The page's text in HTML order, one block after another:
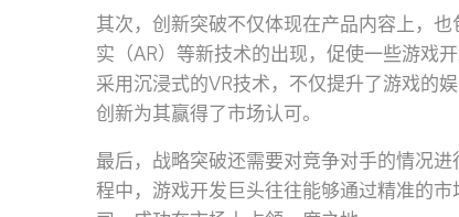
其次，创新突破不仅体现在产品内容上，
实（AR）等新技术的出现，促使一些游戏
采用沉浸式的VR技术，不仅提升了游戏的
创新为其赢得了市场认可。
最后，战略突破还需要对竞争对手的情况
程中，游戏开发巨头往往能够通过精准的